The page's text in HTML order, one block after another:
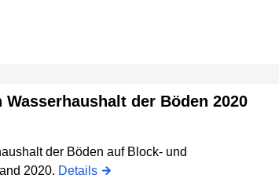
der Böden 2020
der Böden auf Block- und
2020. Details